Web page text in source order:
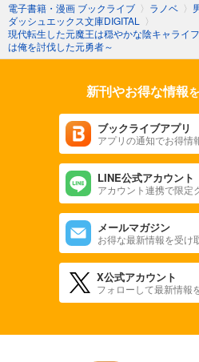
電子書籍・漫画 ブックライブ 〉 ラノベ 〉
ダッシュエックス文庫DIGITAL
〉
現代転生した元魔王は穏やかな陰キャライ
は俺を討伐した元勇者～
新刊やお得な情報
ブックライブアプリ
アプリの通知でお得情
LINE公式アカウント
アカウント連携で限定
メールマガジン
お得な最新情報を受け
X公式アカウント
フォローして最新情報